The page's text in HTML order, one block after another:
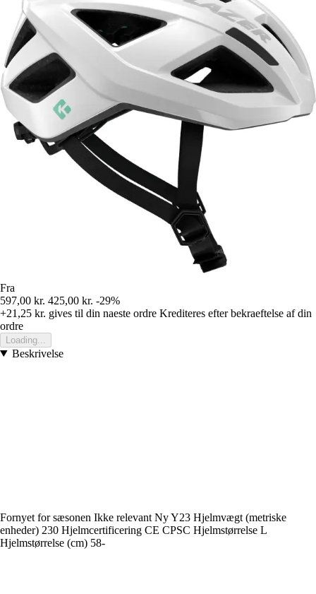
Fra
597,00 kr. 425,00 kr. -29%
+21,25 kr. gives til din naeste ordre Krediteres efter bekraeftelse af din
ordre
Loading...
Beskrivelse
Fornyet for sæsonen Ikke relevant Ny Y23 Hjelmvægt (metriske
enheder) 230 Hjelmcertificering CE CPSC Hjelmstørrelse L
Hjelmstørrelse (cm) 58-